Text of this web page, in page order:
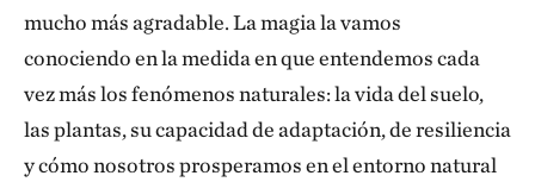
mucho más agradable. La magia la vamos
conociendo en la medida en que entendemos cada
vez más los fenómenos naturales: la vida del suelo,
las plantas, su capacidad de adaptación, de resiliencia
y cómo nosotros prosperamos en el entorno natural